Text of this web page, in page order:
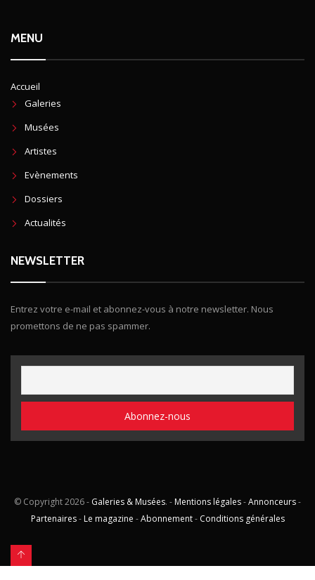
MENU
Accueil
Galeries
Musées
Artistes
Evènements
Dossiers
Actualités
NEWSLETTER
Entrez votre e-mail et abonnez-vous à notre newsletter. Nous
promettons de ne pas spammer.
© Copyright2026 - Galeries & Musées. - Mentions légales-Annonceurs-
Partenaires- Le magazine -Abonnement- Conditions générales